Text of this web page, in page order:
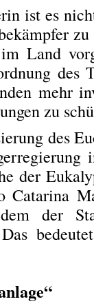
ist es
Land
des
mehr
zu
des
der
Catarina
der